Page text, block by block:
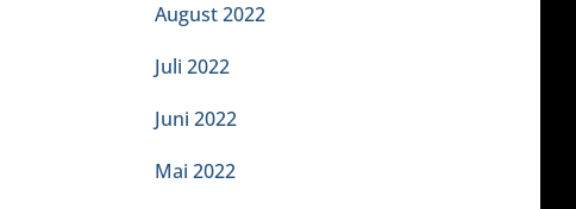
August 2022
Juli 2022
Juni 2022
Mai 2022